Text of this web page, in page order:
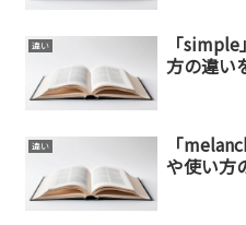
違い
「
方の違い
違い
「
や使い方